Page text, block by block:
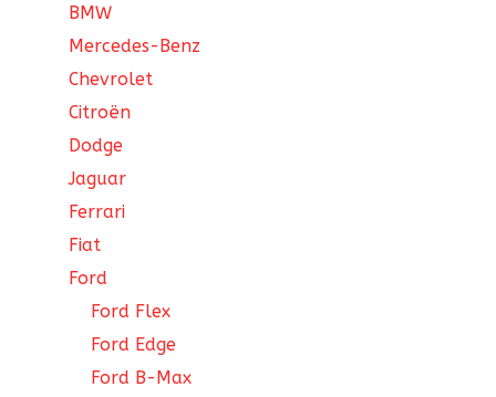
BMW
Mercedes-Benz
Chevrolet
Citroën
Dodge
Jaguar
Ferrari
Fiat
Ford
Ford Flex
Ford Edge
Ford B-Max